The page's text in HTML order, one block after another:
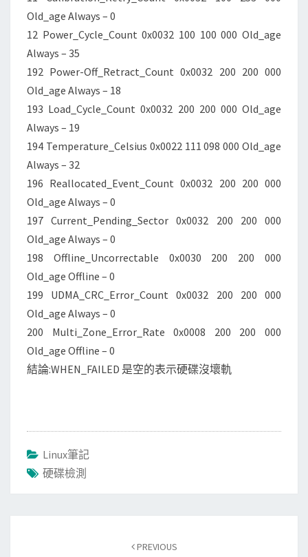
Old_age Always – 0
12 Power_Cycle_Count 0x0032 100 100 000 Old_age
Always – 35
192 Power-Off_Retract_Count 0x0032 200 200 000
Old_age Always – 18
193 Load_Cycle_Count 0x0032 200 200 000 Old_age
Always – 19
194 Temperature_Celsius 0x0022 111 098 000 Old_age
Always – 32
196 Reallocated_Event_Count 0x0032 200 200 000
Old_age Always – 0
197 Current_Pending_Sector 0x0032 200 200 000
Old_age Always – 0
198 Offline_Uncorrectable 0x0030 200 200 000
Old_age Offline – 0
199 UDMA_CRC_Error_Count 0x0032 200 200 000
Old_age Always – 0
200 Multi_Zone_Error_Rate 0x0008 200 200 000
Old_age Offline – 0
結論:WHEN_FAILED 是空的表示硬碟沒壞軌
Linux筆記
硬碟檢測
PREVIOUS